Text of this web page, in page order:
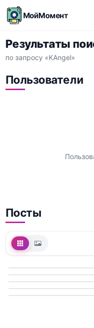
МойМомент
Результаты
по запросу «KAngel»
Пользователи
Посты